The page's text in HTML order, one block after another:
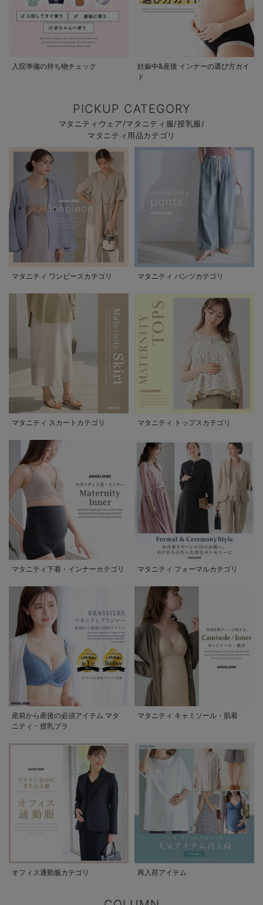
入院準備の持ち物チェック
妊娠中&産後 インナーの選び方ガイ
ド
PICKUP CATEGORY
マタニティウェア/マタニティ服/授乳服/
マタニティ用品カテゴリ
マタニティ ワンピースカテゴリ マタニティ パンツカテゴリ
マタニティ スカートカテゴリ マタニティ トップスカテゴリ
マタニティ下着・インナーカテゴリ マタニティ フォーマルカテゴリ
産前から産後の必須アイテム マタ
ニティ・授乳ブラ
マタニティ キャミソール・肌着
オフィス通勤服カテゴリ 再入荷アイテム